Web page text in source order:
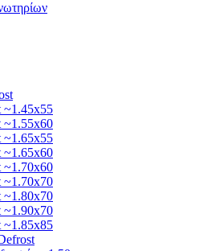
~1.45x55
~1.55x60
~1.65x55
~1.65x60
~1.70x60
~1.70x70
~1.80x70
~1.90x70
~1.85x85